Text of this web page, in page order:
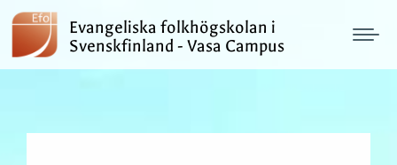
Evangeliska folkhögskolan i
Svenskfinland - Vasa Campus